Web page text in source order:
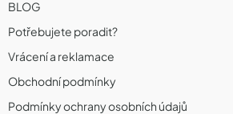
BLOG
Potřebujete poradit?
Vrácení a reklamace
Obchodní podmínky
Podmínky ochrany osobních údajů